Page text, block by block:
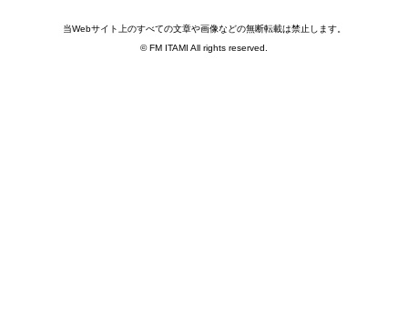
当Webサイト上のすべての文章や画像などの無断転載は禁止します。
© FM ITAMI All rights reserved.